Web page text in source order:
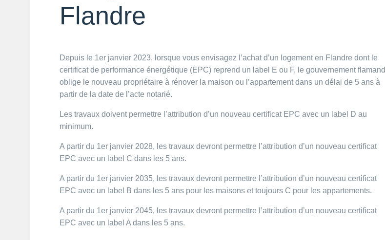
Flandre
Depuis le 1er janvier 2023, lorsque vous envisagez l’achat d’un logement en Flandre dont le
certificat de performance énergétique (EPC) reprend un label E ou F, le gouvernement flamand
oblige le nouveau propriétaire à rénover la maison ou l’appartement dans un délai de 5 ans à
partir de la date de l’acte notarié.
Les travaux doivent permettre l’attribution d’un nouveau certificat EPC avec un label D au
minimum.
A partir du 1er janvier 2028, les travaux devront permettre l’attribution d’un nouveau certificat
EPC avec un label C dans les 5 ans.
A partir du 1er janvier 2035, les travaux devront permettre l’attribution d’un nouveau certificat
EPC avec un label B dans les 5 ans pour les maisons et toujours C pour les appartements.
A partir du 1er janvier 2045, les travaux devront permettre l’attribution d’un nouveau certificat
EPC avec un label A dans les 5 ans.